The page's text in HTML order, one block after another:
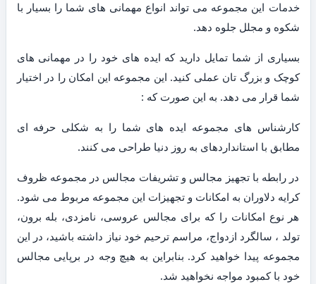
خدمات این مجموعه می تواند انواع مهمانی های شما را بسیار با
شکوه و مجلل جلوه دهد.
بسیاری از شما تمایل دارید که ایده های خود را در مهمانی های
کوچک و بزرگ تان عملی کنید. این مجموعه این امکان را در اختیار
شما قرار می دهد. به این صورت که :
کارشناس های مجموعه ایده های شما را به شکلی حرفه ای
مطابق با استانداردهای به روز دنیا طراحی می کنند.
در رابطه با تجهیز مجالس و تشریفات مجالس در مجموعه ظروف
کرایه دلاوران به امکانات و تجهیزات این مجموعه مربوط می شود.
هر نوع امکانات را که برای مجالس عروسی، نامزدی، بله برون،
تولد ، سالگرد ازدواج، مراسم ترحیم خود نیاز داشته باشید، در این
مجموعه پیدا خواهید کرد. بنابراین به هیچ وجه در برپایی مجالس
خود با کمبود مواجه نخواهید شد.